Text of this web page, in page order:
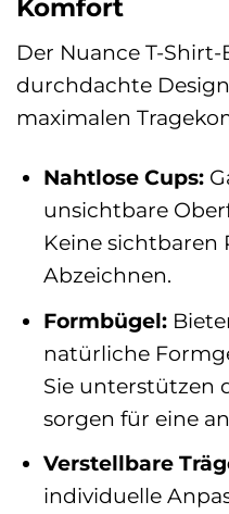
Komfort
Der Nuance T-
durchdachte
maximalen
Nahtlose Cups:
unsichtbare
Keine sichtbaren
Abzeichnen.
Formbügel:
natürliche
Sie unterstützen
sorgen für eine
Verstellbare
individuelle